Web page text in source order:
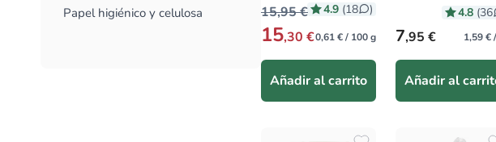
Papel higiénico y celulosa
4.9 (18 )
15,95 €
15,30 €0,61 € / 100 g
Añadir al carrito
4.8 (36
Precio habitual
7,95 € 1,59 €
Añadir al